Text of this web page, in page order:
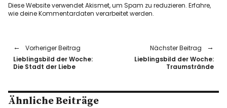
Diese Website verwendet Akismet, um Spam zu reduzieren.Erfahre,
wie deine Kommentardaten verarbeitet werden.
Vorheriger Beitrag
Lieblingsbild der Woche:
Die Stadt der Liebe
Nächster Beitrag
Lieblingsbild der Woche:
Traumstrände
Ähnliche Beiträge